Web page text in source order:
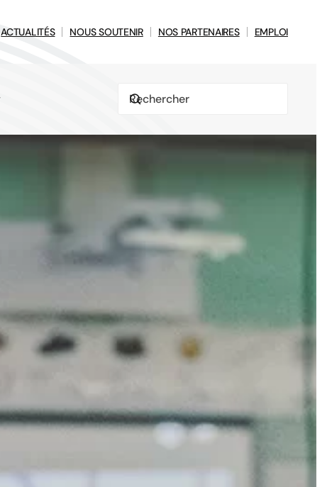
ACTUALITÉS NOUS SOUTENIR NOS PARTENAIRES EMPLOI